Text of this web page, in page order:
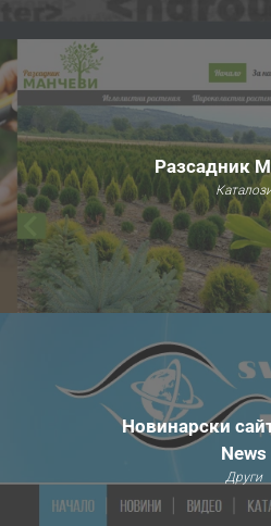
Разсадник
Новинарски
News
Други